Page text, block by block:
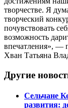
творчестве. Я
творческий
почувствовать
возможность
впечатления», —
Хван Татьяна
Другие
Сельчане
развития: